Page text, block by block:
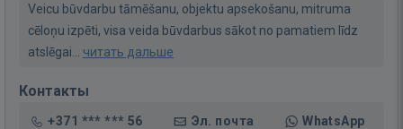
Veicu būvdarbu tāmēšanu, objektu apsekošanu, mitruma
cēloņu izpēti, visa veida būvdarbus sākot no pamatiem līdz
atslēgai... читать дальше
Контакты
+371 *** *** 56 Эл. почта WhatsApp